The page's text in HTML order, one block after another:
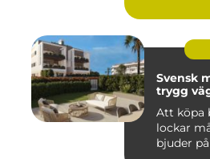
Svensk
trygg
Att köpa
lockar
bjuder på